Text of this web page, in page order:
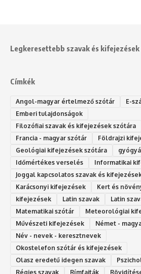
Legkeresettebb szavak és kifejezések
Címkék
Angol-magyar értelmező szótár E-
Emberi tulajdonságok
Filozófiai szavak és kifejezések szótára
Francia - magyar szótár
Földrajzi
Geológiai kifejezések szótára
Időmértékes verselés
Informatikai
Joggal kapcsolatos szavak és
Karácsonyi kifejezések
Kert és
kifejezések
Latin szavak
Latin
Matematikai szótár
Meteorológiai
Művészeti kifejezések
Német -
Név - nevek - keresztnevek
Okostelefon szótár és kifejezések
Olasz eredetű idegen szavak
Régies szavak
Rímfajták